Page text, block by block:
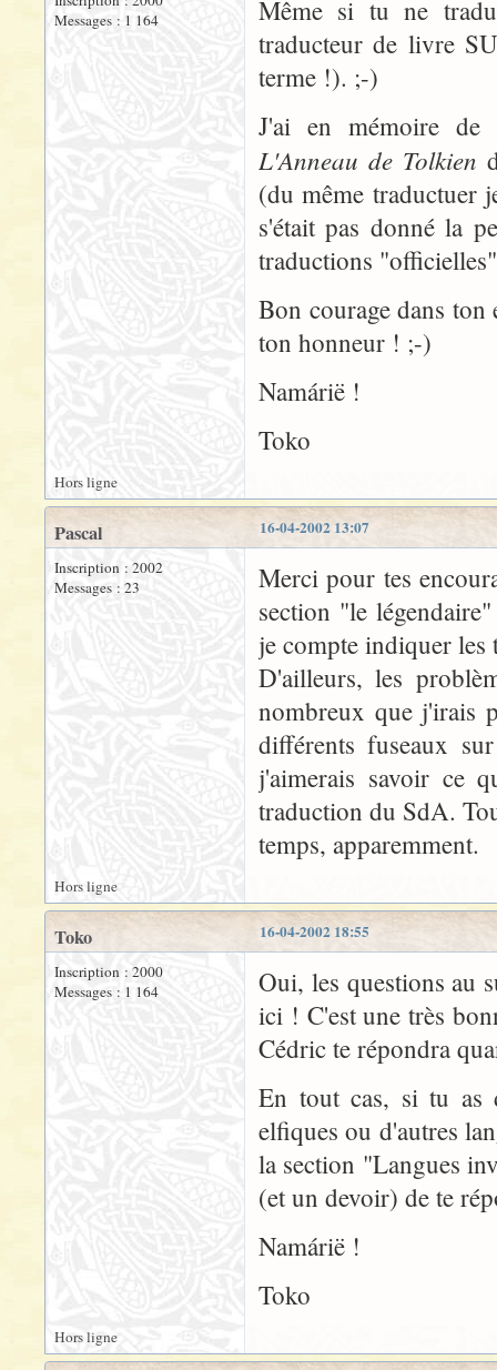
Messages : 1 164
Même si tu ne
traducteur de livre
terme !). ;-)
J'ai en mémoire de
L'Anneau de Tolkien
(du même traductuer
s'était pas donné la
traductions
Bon courage dans
ton honneur ! ;-)
Namárië !
Toko
Hors ligne
16-04-2002 13:07
Pascal
Inscription : 2002
Messages : 23
Merci pour tes
section "le
je compte indiquer
D'ailleurs, les
nombreux que j'irais
différents fuseaux
j'aimerais savoir ce
traduction du SdA.
temps, apparemment.
Hors ligne
16-04-2002 18:55
Toko
Inscription : 2000
Messages : 1 164
Oui, les questions au
ici ! C'est une très
Cédric te répondra
En tout cas, si tu as
elfiques ou d'autres
la section "Langues
(et un devoir) de te
Namárië !
Toko
Hors ligne